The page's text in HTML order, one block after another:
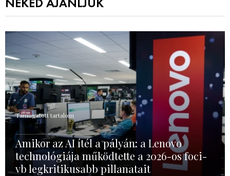
NEKED AJÁNLJUK
Támogatott tartalom
Amikor az AI ítél a pályán: a Lenovo
technológiája működtette a 2026-os foci-
vb legkritikusabb pillanatait